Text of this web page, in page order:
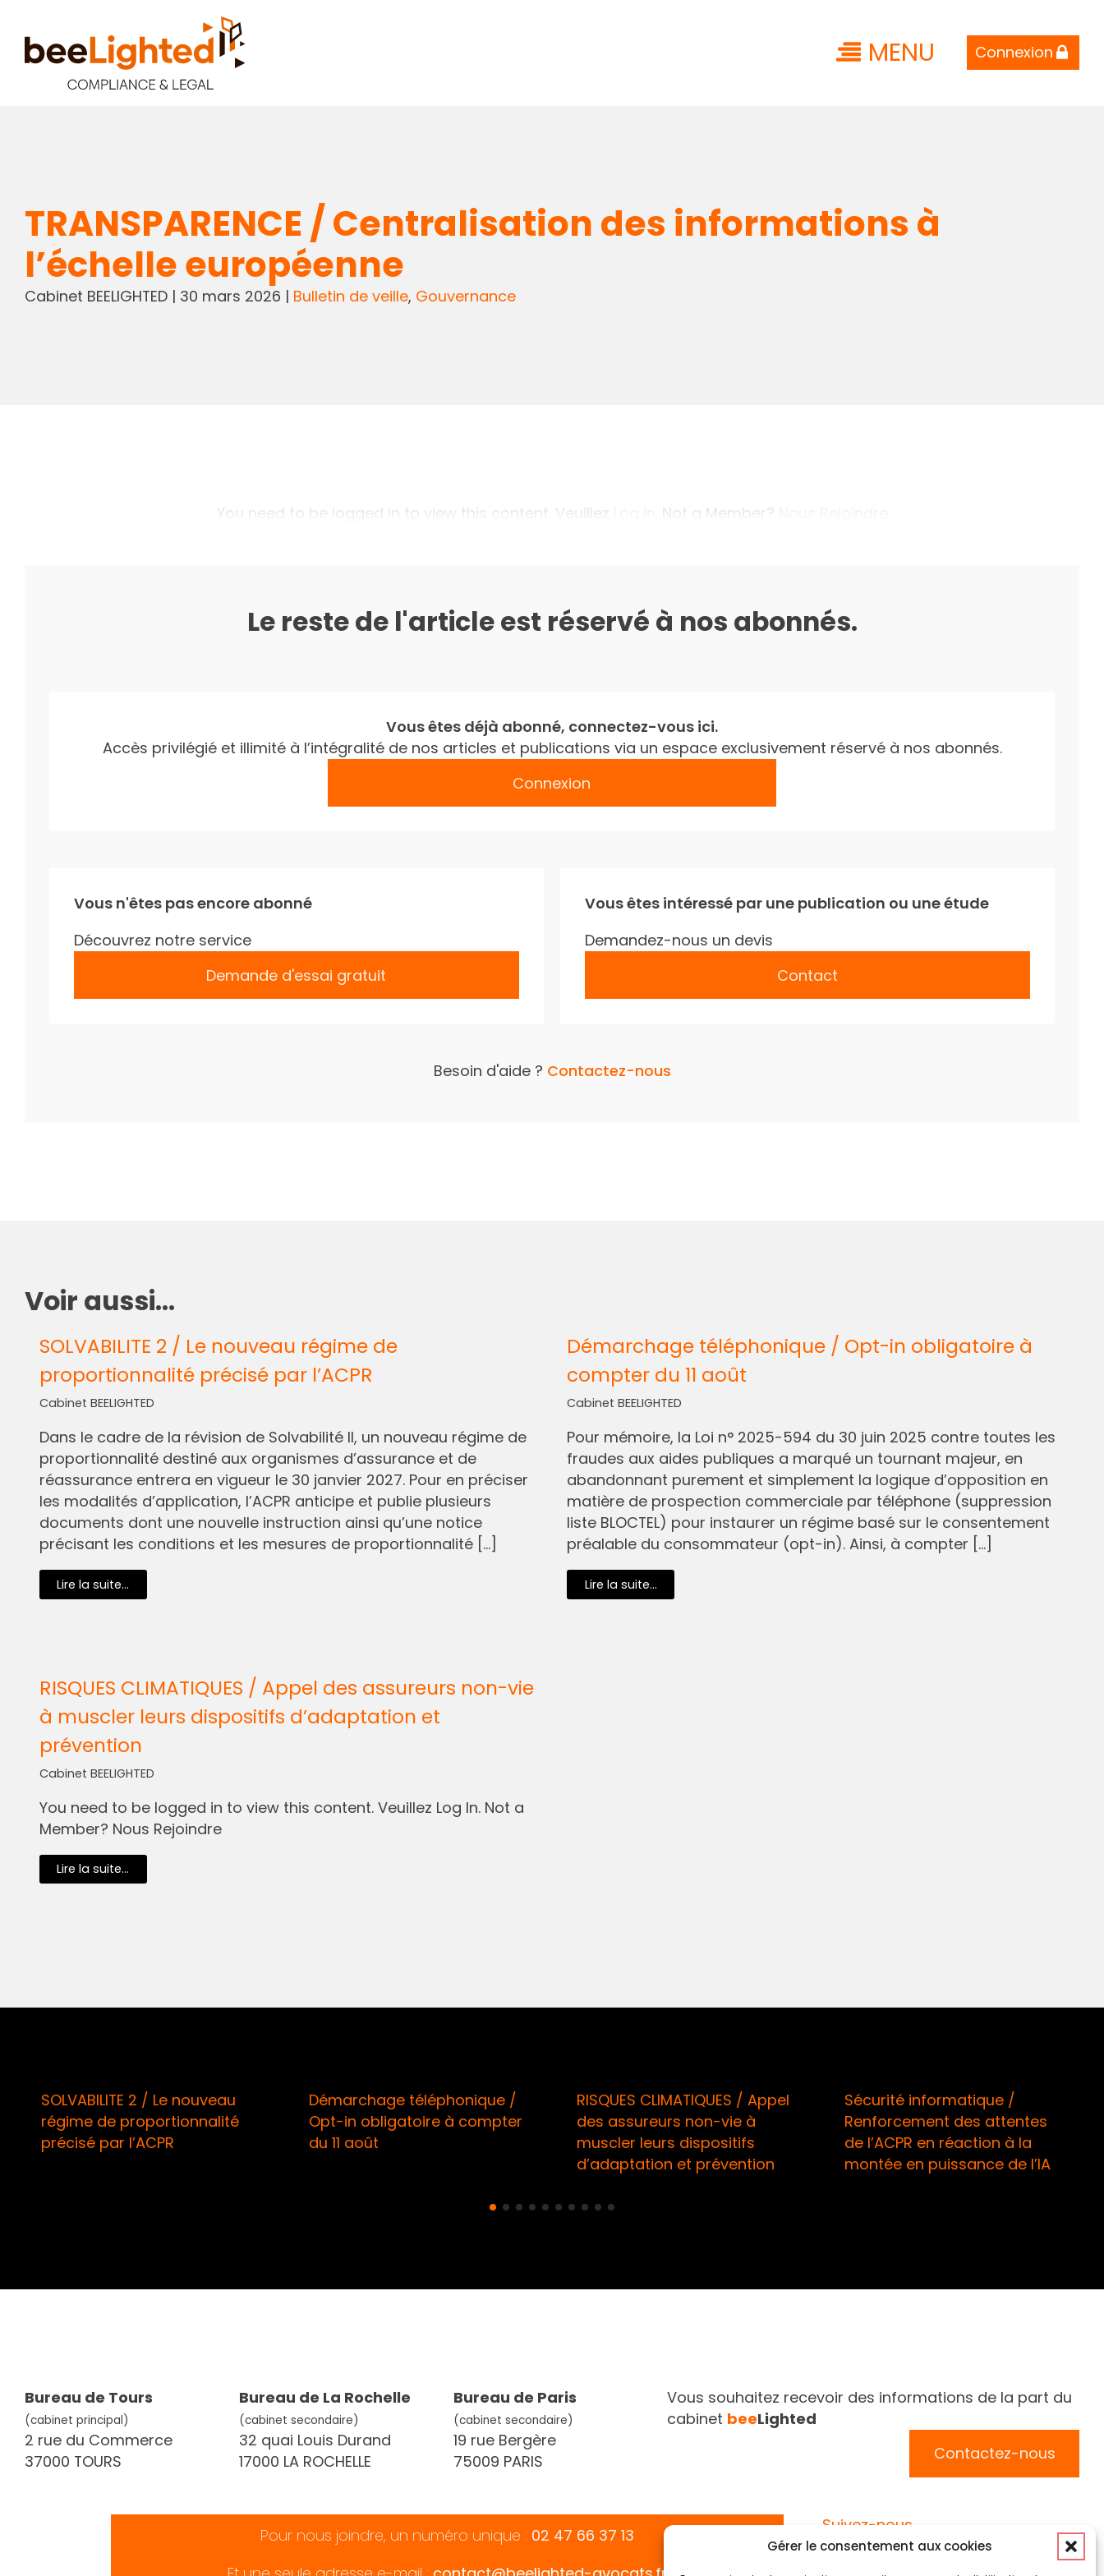
Gérer le consentement aux cookies
MENU Connexion
TRANSPARENCE / Centralisation des informations à
l’échelle européenne
Cabinet BEELIGHTED| 30 mars 2026 | Bulletin de veille, Gouvernance
You need to be logged in to view this content. Veuillez . Not a Member?
Le reste de l'article est réservé à nos abonnés.
Vous êtes déjà abonné, connectez-vous ici.
Accès privilégié et illimité à l’intégralité de nos articles et publications via un espace exclusivement réservé à nos abonnés.
Connexion
Vous n'êtes pas encore abonné
Découvrez notre service
Demande d'essai gratuit
Vous êtes intéressé par une publication ou une étude
Demandez-nous un devis
Contact
Besoin d'aide ? Contactez-nous
Voir aussi...
SOLVABILITE 2 / Le nouveau régime de
proportionnalité précisé par l’ACPR
Cabinet BEELIGHTED
Dans le cadre de la révision de Solvabilité II, un nouveau régime de
proportionnalité destiné aux organismes d’assurance et de
réassurance entrera en vigueur le 30 janvier 2027. Pour en préciser
les modalités d’application, l’ACPR anticipe et publie plusieurs
documents dont une nouvelle instruction ainsi qu’une notice
précisant les conditions et les mesures de proportionnalité […]
Lire la suite...
Démarchage téléphonique / Opt-in obligatoire à
compter du 11 août
Cabinet BEELIGHTED
Pour mémoire, la Loi n° 2025-594 du 30 juin 2025 contre toutes les
fraudes aux aides publiques a marqué un tournant majeur, en
abandonnant purement et simplement la logique d’opposition en
matière de prospection commerciale par téléphone (suppression
liste BLOCTEL) pour instaurer un régime basé sur le consentement
préalable du consommateur (opt-in). Ainsi, à compter […]
Lire la suite...
RISQUES CLIMATIQUES / Appel des assureurs non-vie
à muscler leurs dispositifs d’adaptation et
prévention
Cabinet BEELIGHTED
You need to be logged in to view this content. Veuillez Log In. Not a
Member? Nous Rejoindre
Lire la suite...
SOLVABILITE 2 / Le nouveau
régime de proportionnalité
précisé par l’ACPR
Démarchage téléphonique /
Opt-in obligatoire à compter
du 11 août
RISQUES CLIMATIQUES / Appel
des assureurs non-vie à
muscler leurs dispositifs
d’adaptation et prévention
Sécurité informatique /
Renforcement des attentes
de l’ACPR en réaction à la
montée en puissance de l’IA
Bureau de Tours
(cabinet principal)
2 rue du Commerce
37000 TOURS
Bureau de La Rochelle
(cabinet secondaire)
32 quai Louis Durand
17000 LA ROCHELLE
Bureau de Paris
(cabinet secondaire)
19 rue Bergère
75009 PARIS
Vous souhaitez recevoir des informations de la part du
cabinet beeLighted
Contactez-nous
Pour nous joindre, un numéro unique : 02 47 66 37 13
Suivez-nous